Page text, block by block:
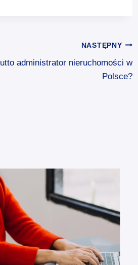
NASTĘPNY
administrator nieruchomości w
Polsce?